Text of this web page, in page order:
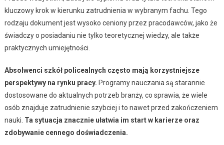
kluczowy krok w kierunku zatrudnienia w wybranym fachu. Tego
rodzaju dokument jest wysoko ceniony przez pracodawców, jako że
świadczy o posiadaniu nie tylko teoretycznej wiedzy, ale także
praktycznych umiejętności.
Absolwenci szkół policealnych często mają korzystniejsze
perspektywy na rynku pracy. Programy nauczania są starannie
dostosowane do aktualnych potrzeb branży, co sprawia, że wiele
osób znajduje zatrudnienie szybciej i to nawet przed zakończeniem
nauki. Ta sytuacja znacznie ułatwia im start w karierze oraz
zdobywanie cennego doświadczenia.